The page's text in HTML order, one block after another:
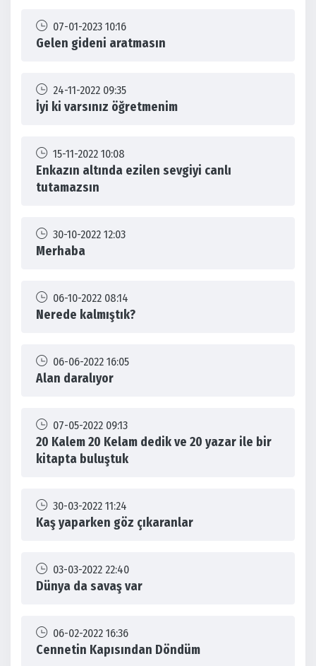
07-01-2023 10:16
Gelen gideni aratmasın
24-11-2022 09:35
İyi ki varsınız öğretmenim
15-11-2022 10:08
Enkazın altında ezilen sevgiyi canlı
tutamazsın
30-10-2022 12:03
Merhaba
06-10-2022 08:14
Nerede kalmıştık?
06-06-2022 16:05
Alan daralıyor
07-05-2022 09:13
20 Kalem 20 Kelam dedik ve 20 yazar ile bir
kitapta buluştuk
30-03-2022 11:24
Kaş yaparken göz çıkaranlar
03-03-2022 22:40
Dünya da savaş var
06-02-2022 16:36
Cennetin Kapısından Döndüm